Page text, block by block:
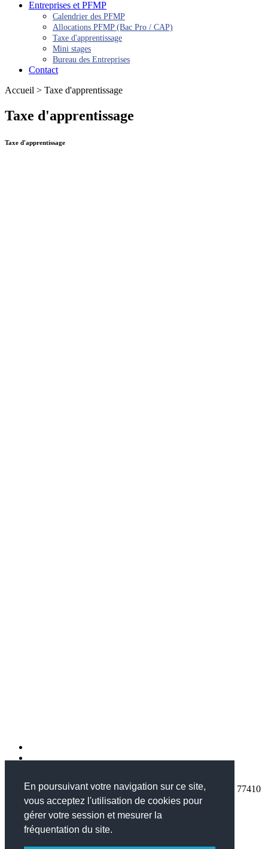
En poursuivant votre navigation sur ce site,
vous acceptez l'utilisation de cookies pour
gérer votre session et mesurer la
fréquentation du site.
Entreprises et PFMP
Calendrier des PFMP
Allocations PFMP (Bac Pro / CAP)
Taxe d'apprentissage
Mini stages
Bureau des Entreprises
Contact
Accueil > Taxe d'apprentissage
Taxe d'apprentissage
Taxe d'apprentissage
Lycée professionnel le Champ de Claye , 71 Avenue Pasteur, 77410
Claye-Souilly
01.60.26.40.64
ce.0771995a@ac-creteil.fr